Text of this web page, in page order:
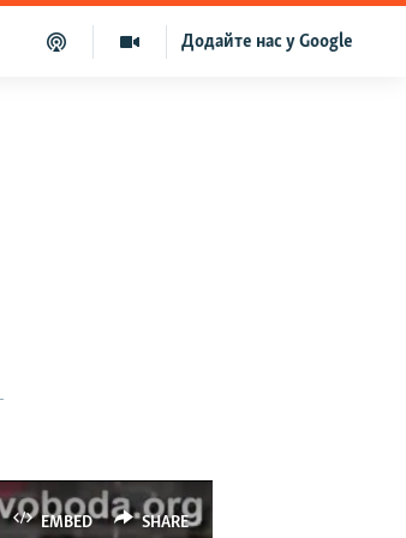
Додайте нас у Google
EMBED SHARE